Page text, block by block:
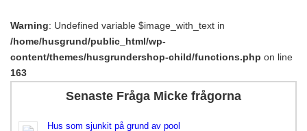
Warning: Undefined variable $image_with_text in
/home/husgrund/public_html/wp-
content/themes/husgrundershop-child/functions.php on line
163
Senaste Fråga Micke frågorna
Hus som sjunkit på grund av pool